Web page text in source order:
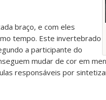
braço, e com eles
tempo. Este invertebrado
a participante do
mudar de cor em
responsáveis por